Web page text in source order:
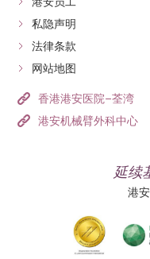
私隐声明
法律条款
网站地图
香港港安医院–荃湾
港安机械臂外科中心
延续
港